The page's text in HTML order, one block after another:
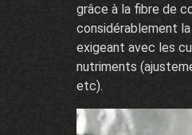
grâce à la fibre de
considérablement
exigeant avec les
nutriments
etc).